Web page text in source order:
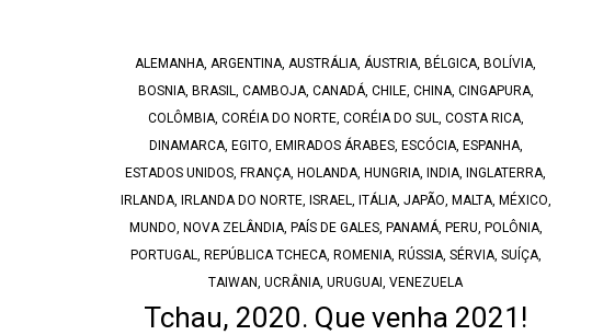
ALEMANHA ARGENTINA AUSTRÁLIA ÁUSTRIA ,BÉLGICA ,BOLÍVIA
BOSNIA, BRASIL CAMBOJA, CANADÁ, CHILE, CHINA, CINGAPURA,
COLÔMBIA, CORÉIA DO NORTE, CORÉIA DO SUL COSTA RICA,
DINAMARCA, EGITO EMIRADOS ÁRABES, ESCÓCIA, ESPANHA,
ESTADOS UNIDOS ,FRANÇA ,HOLANDA ,HUNGRIA ,INDIA ,INGLATERRA
IRLANDA, IRLANDA DO NORTE, ISRAEL ITÁLIA, JAPÃO MALTA, MÉXICO
MUNDO NOVA ZELÂNDIA, PAÍS DE GALES, PANAMÁ, PERU POLÔNIA,
PORTUGAL
REPÚBLICA TCHECA, ROMENIA, RÚSSIA, SÉRVIA, SUÍÇA,
TAIWAN ,UCRÂNIA ,URUGUAI ,VENEZUELA
Tchau, 2020. Que venha 2021!